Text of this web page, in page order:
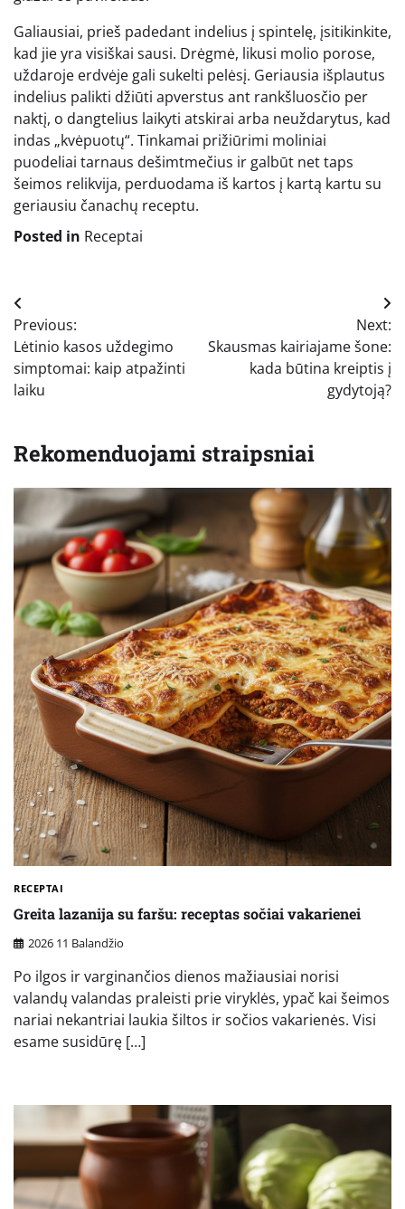
Galiausiai, prieš padedant indelius į spintelę, įsitikinkite,
kad jie yra visiškai sausi. Drėgmė, likusi molio porose,
uždaroje erdvėje gali sukelti pelėsį. Geriausia išplautus
indelius palikti džiūti apverstus ant rankšluosčio per
naktį, o dangtelius laikyti atskirai arba neuždarytus, kad
indas „kvėpuotų“. Tinkamai prižiūrimi moliniai
puodeliai tarnaus dešimtmečius ir galbūt net taps
šeimos relikvija, perduodama iš kartos į kartą kartu su
geriausiu čanachų receptu.
Posted in Receptai
Navigacija
tarp
įrašų
Previous:
Lėtinio kasos uždegimo
simptomai: kaip atpažinti
laiku
Next:
Skausmas kairiajame šone:
kada būtina kreiptis į
gydytoją?
Rekomenduojami straipsniai
RECEPTAI
Greita lazanija su faršu: receptas sočiai vakarienei
2026 11 Balandžio
Po ilgos ir varginančios dienos mažiausiai norisi
valandų valandas praleisti prie viryklės, ypač kai šeimos
nariai nekantriai laukia šiltos ir sočios vakarienės. Visi
esame susidūrę […]